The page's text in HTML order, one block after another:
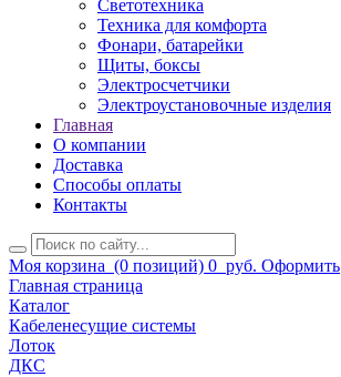
Светотехника
Техника для комфорта
Фонари, батарейки
Щиты, боксы
Электросчетчики
Электроустановочные изделия
Главная
О компании
Доставка
Способы оплаты
Контакты
Моя корзина (0 позиций) 0 руб. Оформить
Главная страница
Каталог
Кабеленесущие системы
Лоток
ДКС